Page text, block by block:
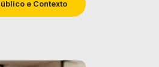
e Contexto